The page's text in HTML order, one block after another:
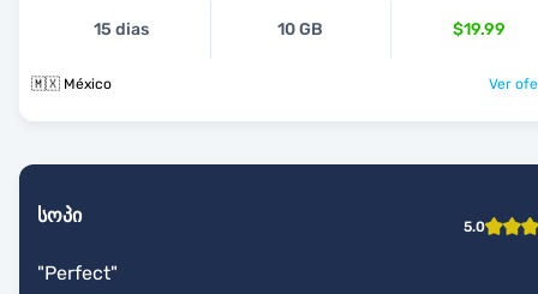
15 dias 10 GB $19.99
🇲🇽 México Ver
სოპი 5.0
"Perfect"